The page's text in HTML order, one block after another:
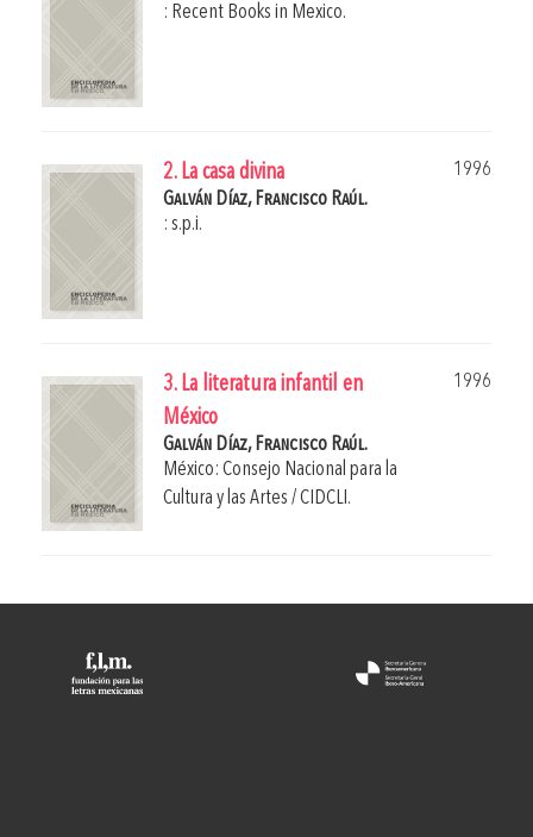
: Recent Books in Mexico.
2. La casa divina
1996
Galván Díaz, Francisco Raúl.
: s.p.i.
3. La literatura infantil en
México
1996
Galván Díaz, Francisco Raúl.
México: Consejo Nacional para la
Cultura y las Artes / CIDCLI.